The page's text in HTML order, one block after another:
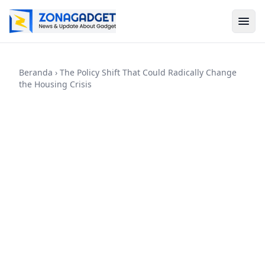
Beranda › The Policy Shift That Could Radically Change
the Housing Crisis